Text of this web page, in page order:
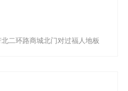
二环路商城北门对过福人地板